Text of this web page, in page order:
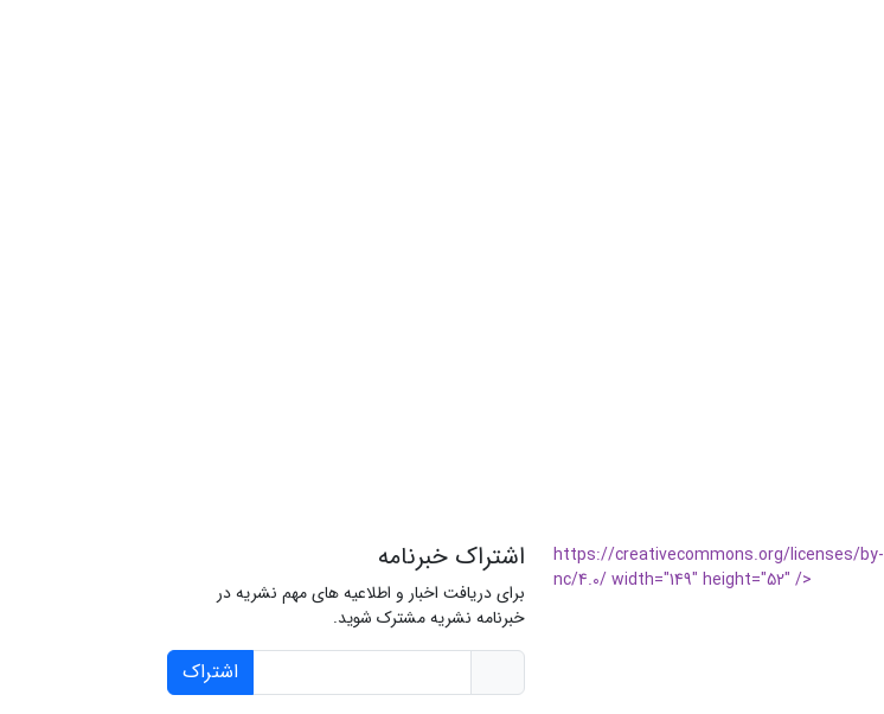
https://creativecommons.org/licenses/by-
nc/4.0/ width="149" height="52" />
اشتراک خبرنامه
برای دریافت اخبار و اطلاعیه های مهم نشریه در
خبرنامه نشریه مشترک شوید.
اشتراک